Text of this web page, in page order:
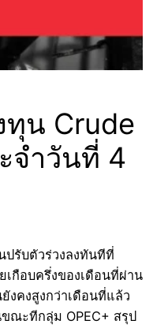
ทุน Crude
จำวันที่ 4
รับตัวร่วงลงทันทีที่
เกือบครึ่งของเดือนที่ผ่าน
งคงสูงกว่าเดือนที่แล้ว
ณะทีกลุ่ม OPEC+ สรุป